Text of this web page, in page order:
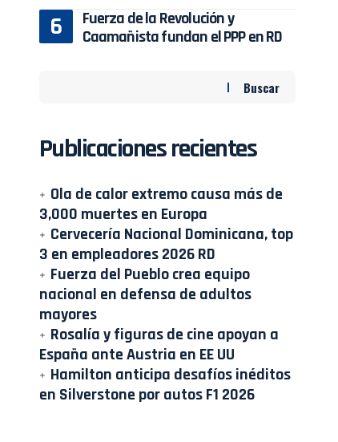
Fuerza de la Revolución y
Caamañista fundan el PPP en RD
Buscar
Publicaciones recientes
Ola de calor extremo causa más de
3,000 muertes en Europa
Cervecería Nacional Dominicana, top
3 en empleadores 2026 RD
Fuerza del Pueblo crea equipo
nacional en defensa de adultos
mayores
Rosalía y figuras de cine apoyan a
España ante Austria en EE UU
Hamilton anticipa desafíos inéditos
en Silverstone por autos F1 2026